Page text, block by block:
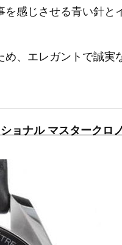
感じさせる青い針
、エレガントで誠
ョナル マスタークロ